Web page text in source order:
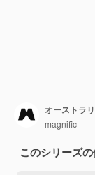
オーストラ
magnific
このシリーズ